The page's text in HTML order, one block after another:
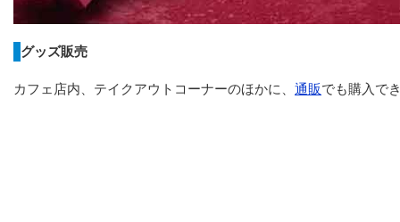
グッズ販売
カフェ店内、テイクアウトコーナーのほかに、 通販でも購入で